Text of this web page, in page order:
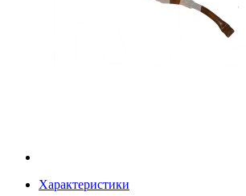
Характеристики